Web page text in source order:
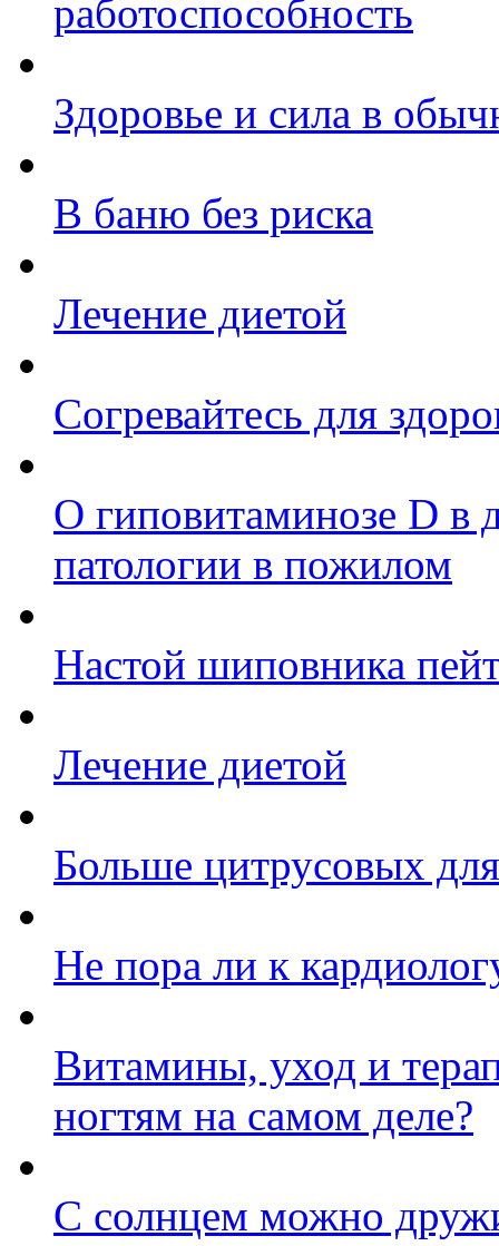
работоспособность
Здоровье и сила в
В баню без риска
Лечение диетой
Согревайтесь для
О гиповитаминозе D в
патологии в пожилом
Настой шиповника
Лечение диетой
Больше цитрусовых
Не пора ли к
Витамины, уход и
ногтям на самом деле?
С солнцем можно